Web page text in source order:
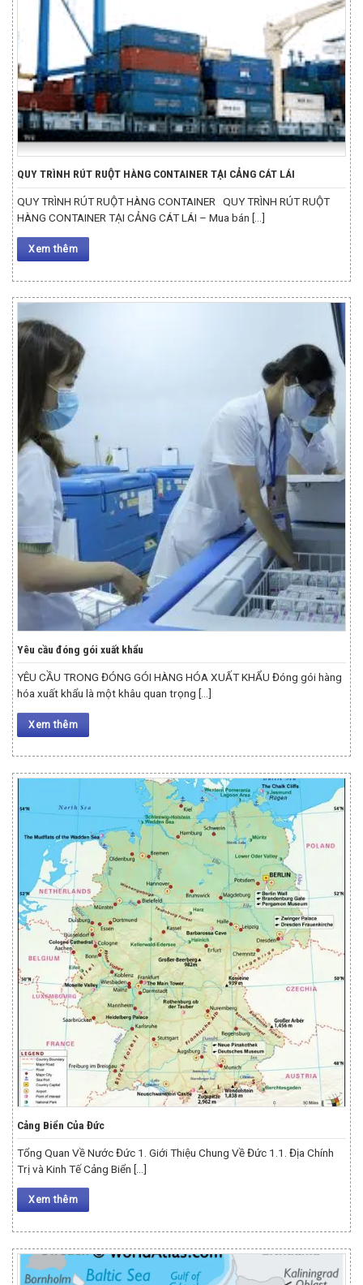
QUY TRÌNH RÚT RUỘT HÀNG CONTAINER TẠI CẢNG CÁT LÁI
QUY TRÌNH RÚT RUỘT HÀNG CONTAINER QUY TRÌNH RÚT RUỘT
HÀNG CONTAINER TẠI CẢNG CÁT LÁI – Mua bán [...]
Xem thêm
Yêu cầu đóng gói xuất khẩu
YÊU CẦU TRONG ĐÓNG GÓI HÀNG HÓA XUẤT KHẨU Đóng gói hàng
hóa xuất khẩu là một khâu quan trọng [...]
Xem thêm
Cảng Biển Của Đức
Tổng Quan Về Nước Đức 1. Giới Thiệu Chung Về Đức 1.1. Địa Chính
Trị và Kinh Tế Cảng Biển [...]
Xem thêm